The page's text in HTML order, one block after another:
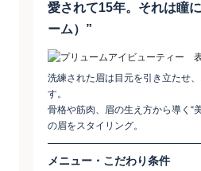
愛されて15年。それは瞳
ーム）”
洗練された眉は目元を引き立たせ
す。
骨格や筋肉、眉の生え方から導く“
の眉をスタイリング。
メニュー・こだわり条件